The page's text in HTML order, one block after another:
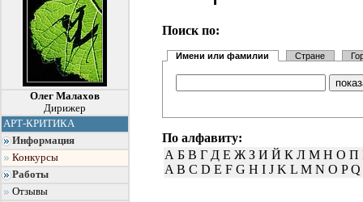
Олег Малахов
Дирижер
АРТ-КРИТИКА
Информация
Конкурсы
Работы
Отзывы
Поиск по:
Имени или фамилии Стране
По алфавиту:
А Б В Г Д Е Ж З И Й К Л М Н О П
A B C D E F G H I J K L M N O P Q